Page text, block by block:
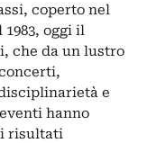
coperto nel
1983, oggi il
che da un lustro
e
hanno
i risultati